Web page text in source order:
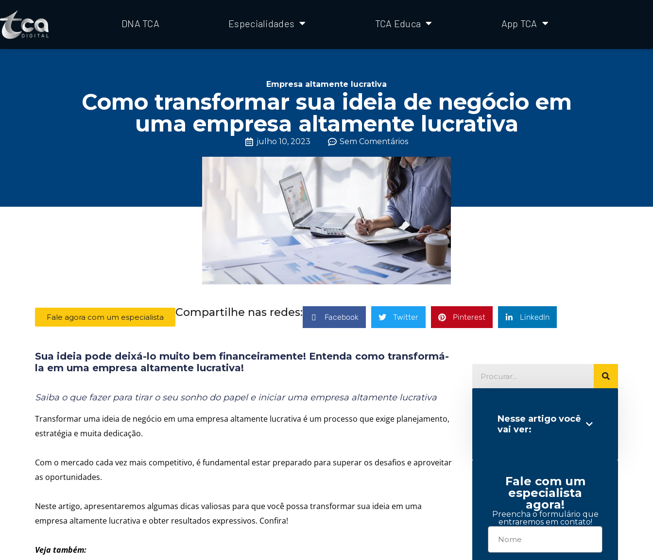
DNA TCA Especialidades TCA Educa App TCA
Empresa altamente lucrativa
Como transformar sua ideia de negócio em
uma empresa altamente lucrativa
julho 10, 2023 Sem Comentários
Fale agora com um especialista Compartilhe nas redes: Facebook Twitter Pinterest LinkedIn
Sua ideia pode deixá-lo muito bem financeiramente! Entenda como transformá-
la em uma empresa altamente lucrativa!
Saiba o que fazer para tirar o seu sonho do papel e iniciar uma empresa altamente lucrativa
Transformar uma ideia de negócio em uma empresa altamente lucrativa é um processo que exige planejamento,
estratégia e muita dedicação.
Com o mercado cada vez mais competitivo, é fundamental estar preparado para superar os desafios e aproveitar
as oportunidades.
Neste artigo, apresentaremos algumas dicas valiosas para que você possa transformar sua ideia em uma
empresa altamente lucrativa e obter resultados expressivos. Confira!
Veja também:
Nesse artigo você
vai ver:
Fale com um
especialista
agora!
Preencha o formulário que
entraremos em contato!